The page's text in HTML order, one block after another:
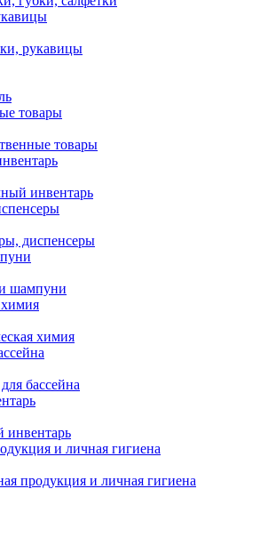
рукавицы
товары
товары
инвентарь
диспенсеры
шампуни
химия
химия
бассейна
инвентарь
и личная гигиена
продукция и личная гигиена